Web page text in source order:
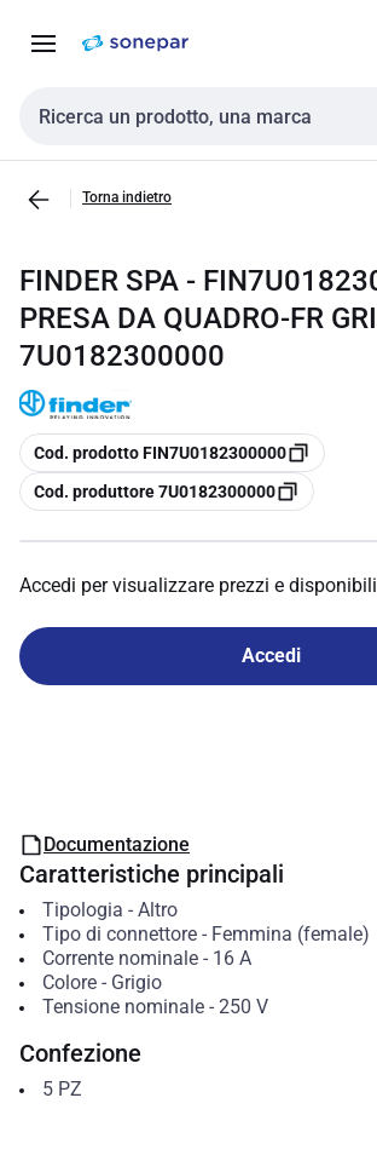
navigazione alla
Cerca input
Torna indietro
FINDER SPA -
PRESA DA QUADRO-FR
7U0182300000
copia
Cod. prodotto FIN7U0182300000
copia
Cod. produttore 7U0182300000
Accedi per visualizzare prezzi e
Accedi
Documentazione
Caratteristiche principali
Tipologia - Altro
Tipo di connettore- Femmina (female)
Corrente nominale- 16 A
Colore- Grigio
Tensione nominale- 250 V
Confezione
5 PZ